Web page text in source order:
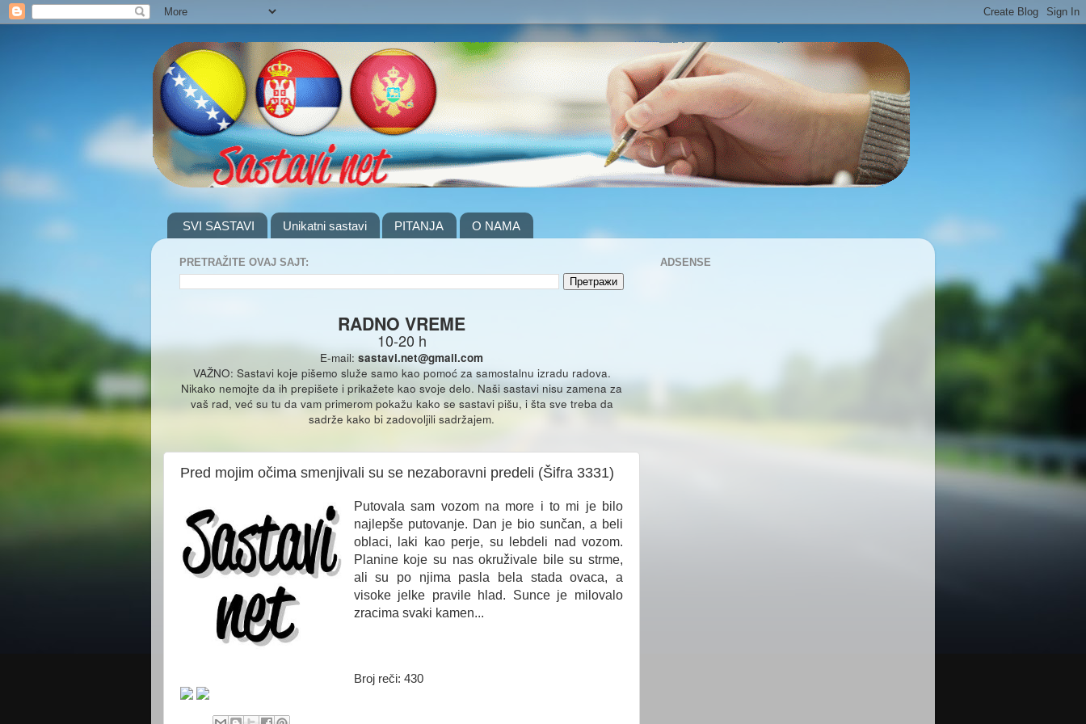
SVI SASTAVI Unikatni sastavi PITANJA O NAMA
PRETRAŽITE OVAJ SAJT:
RADNO VREME
10-20 h
E-mail: sastavi.net@gmail.com
VAŽNO: Sastavi koje pišemo služe samo kao pomoć za samostalnu izradu radova.
Nikako nemojte da ih prepišete i prikažete kao svoje delo. Naši sastavi nisu zamena za
vaš rad, već su tu da vam primerom pokažu kako se sastavi pišu, i šta sve treba da
sadrže kako bi zadovoljili sadržajem.
Pred mojim očima smenjivali su se nezaboravni predeli (Šifra 3331)
Putovala sam vozom na more i to mi je bilo
najlepše putovanje. Dan je bio sunčan, a beli
oblaci, laki kao perje, su lebdeli nad vozom.
Planine koje su nas okruživale bile su strme,
ali su po njima pasla bela stada ovaca, a
visoke jelke pravile hlad. Sunce je milovalo
zracima svaki kamen...
Broj reči: 430
ADSENSE